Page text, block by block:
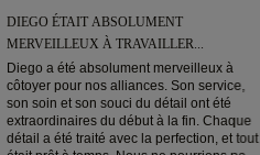
DIEGO ÉTAIT ABSOLUMENT
MERVEILLEUX À TRAVAILLER...
Diego a été absolument merveilleux à
côtoyer pour nos alliances. Son service,
son soin et son souci du détail ont été
extraordinaires du début à la fin. Chaque
détail a été traité avec la perfection, et tout